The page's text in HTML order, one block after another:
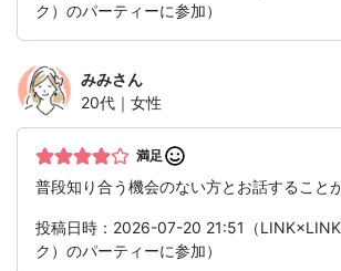
ク）のパーティーに参加）
みみさん
20代｜女性
満足
普段知り合う機会のない方とお話すること
投稿日時：2026-07-20 21:51（
ク）のパーティーに参加）